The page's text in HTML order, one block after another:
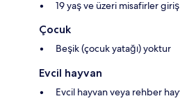
19 yaş ve üzeri misafirler
Çocuk
Beşik (çocuk yatağı) yoktur
Evcil hayvan
Evcil hayvan veya rehber